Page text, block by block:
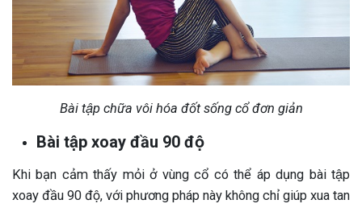
Bài tập chữa vôi hóa đốt sống cổ đơn giản
Bài tập xoay đầu 90 độ
Khi bạn cảm thấy mỏi ở vùng cổ có thể áp dụng bài tập
xoay đầu 90 độ, với phương pháp này không chỉ giúp xua tan